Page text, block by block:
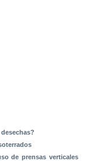
de prensas verticales